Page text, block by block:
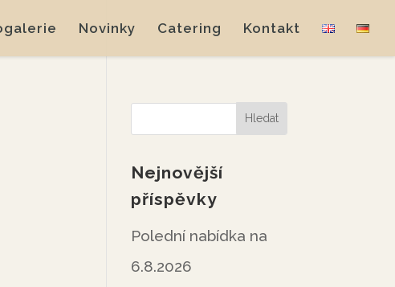
Novinky Catering Kontakt
Nejnovější
příspěvky
Polední nabídka na
6.8.2026